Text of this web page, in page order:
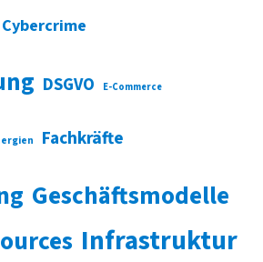
Cybercrime
DSGVO E-Commerce
Fachkräfte
Geschäftsmodelle
Infrastruktur